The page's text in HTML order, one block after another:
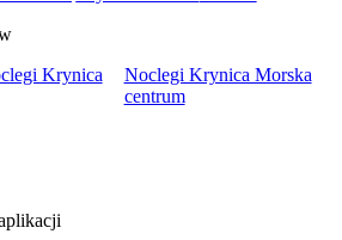
Krynica
Noclegi Krynica Morska
centrum